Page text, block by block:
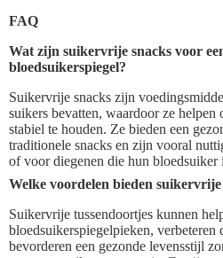
FAQ
Wat zijn suikervrije snacks voor
bloedsuikerspiegel?
Suikervrije snacks zijn
suikers bevatten, waardoor ze helpen
stabiel te houden. Ze bieden een
traditionele snacks en zijn vooral
of voor diegenen die hun
Welke voordelen bieden suikervrije
Suikervrije tussendoortjes kunnen
bloedsuikerspiegelpieken, verbeteren
bevorderen een gezonde levensstijl